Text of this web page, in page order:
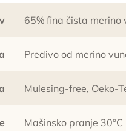
65% fina čista merino
Predivo od merino
Mulesing-free, Oeko-
Mašinsko pranje